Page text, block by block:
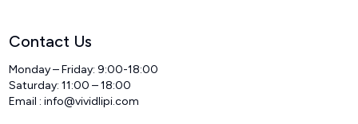
Contact Us
Monday – Friday: 9:00-18:00
Saturday: 11:00 – 18:00
Email :info@vividlipi.com